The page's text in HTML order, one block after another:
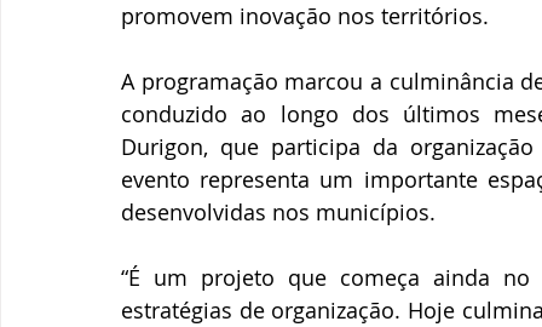
promovem inovação nos territórios.
A programação marcou a culminância
conduzido ao longo dos últimos
Durigon, que participa da
evento representa um importante
desenvolvidas nos municípios.
“É um projeto que começa ainda
estratégias de organização. Hoje